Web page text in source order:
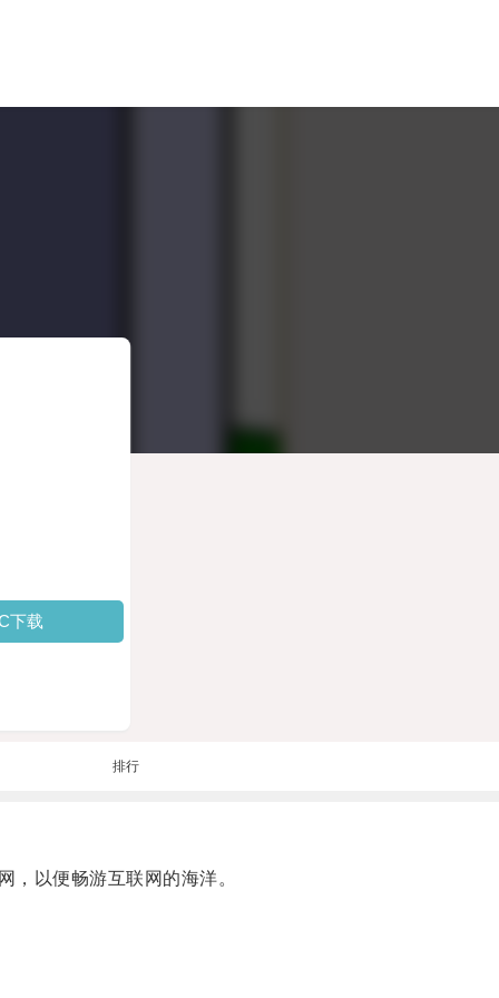
下载
排行
以便畅游互联网的海洋。